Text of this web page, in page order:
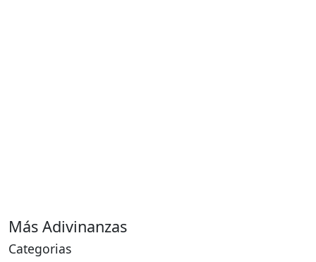
Más Adivinanzas
Categorias